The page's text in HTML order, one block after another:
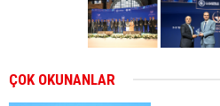
ÇOK OKUNANLAR